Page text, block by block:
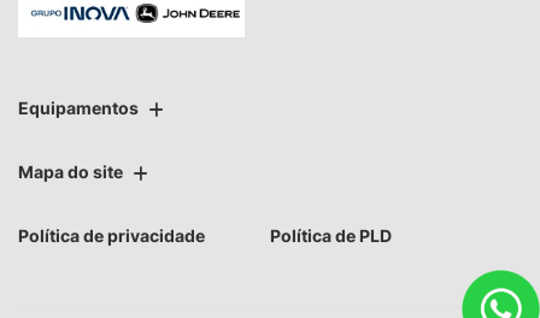
Equipamentos
Mapa do site
Política de privacidade Política de PLD